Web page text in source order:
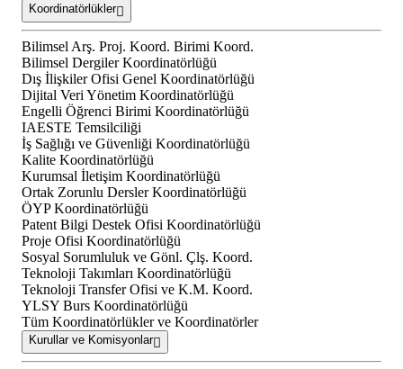
Koordinatörlükler
Bilimsel Arş. Proj. Koord. Birimi Koord.
Bilimsel Dergiler Koordinatörlüğü
Dış İlişkiler Ofisi Genel Koordinatörlüğü
Dijital Veri Yönetim Koordinatörlüğü
Engelli Öğrenci Birimi Koordinatörlüğü
IAESTE Temsilciliği
İş Sağlığı ve Güvenliği Koordinatörlüğü
Kalite Koordinatörlüğü
Kurumsal İletişim Koordinatörlüğü
Ortak Zorunlu Dersler Koordinatörlüğü
ÖYP Koordinatörlüğü
Patent Bilgi Destek Ofisi Koordinatörlüğü
Proje Ofisi Koordinatörlüğü
Sosyal Sorumluluk ve Gönl. Çlş. Koord.
Teknoloji Takımları Koordinatörlüğü
Teknoloji Transfer Ofisi ve K.M. Koord.
YLSY Burs Koordinatörlüğü
Tüm Koordinatörlükler ve Koordinatörler
Kurullar ve Komisyonlar